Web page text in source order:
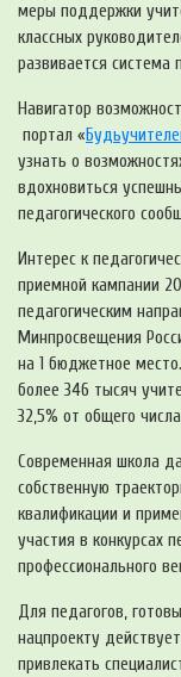
меры поддержки
классных
развивается система
Навигатор
портал «
узнать о
вдохновиться
педагогического
Интерес к
приемной кампании
педагогическим
Минпросвещения
на 1 бюджетное
более 346 тысяч
32,5% от общего
Современная школа
собственную
квалификации и
участия в конкурсах
профессионального
Для педагогов,
нацпроекту
привлекать